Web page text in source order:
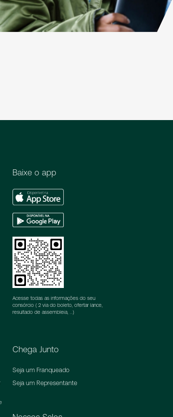
Baixe o app
Play
Acesse todas as informações do seu
consórcio ( 2 via do boleto, ofertar lance,
resultado de assembleia, ...)
Chega Junto
Seja um Franqueado
Seja um Representante